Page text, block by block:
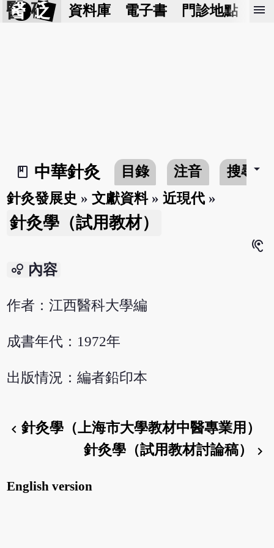
醫 砭 資料庫 電子書 門診地點 預
menu
book_2
中華針灸 目錄 注音 搜尋arrow_drop_down
針灸發展史 »文獻資料»近現代 »
針灸學（試用教材）
hearing
bubble_chart 內容
作者：江西醫科大學編
成書年代：1972年
出版情況：編者鉛印本
chevron_left針灸學（上海市大學教材中醫專業用）
針灸學（試用教材討論稿）
chevron_right
English version